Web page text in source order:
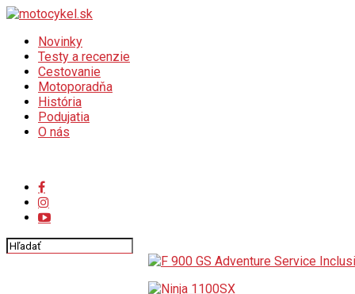
Novinky
Testy a recenzie
Cestovanie
Motoporadňa
História
Podujatia
O nás